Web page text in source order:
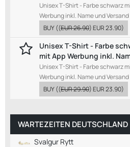
Unisex T-Shirt - Farbe schwarz
Werbung inkl. Name und Versand
BUY((EUR 26.90)EUR 23.90)
Unisex T-Shirt - Farbe
mit App Werbung inkl.
Unisex T-Shirt - Farbe schwarz
Werbung inkl. Name und Versand
BUY((EUR 29.90)EUR 23.90)
WARTEZEITEN DEUTSCHLAND
Svalgur Rytt